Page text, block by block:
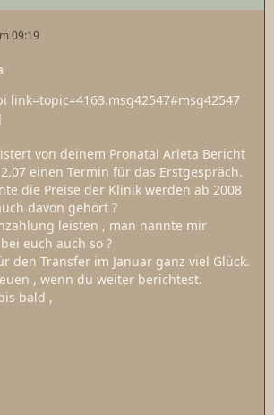
09:19
link=topic=4163.msg42547#msg42547
von deinem Pronatal Arleta Bericht
einen Termin für das Erstgespräch.
die Preise der Klinik werden ab 2008
davon gehört ?
leisten , man nannte mir
euch auch so ?
den Transfer im Januar ganz viel Glück.
, wenn du weiter berichtest.
bald ,